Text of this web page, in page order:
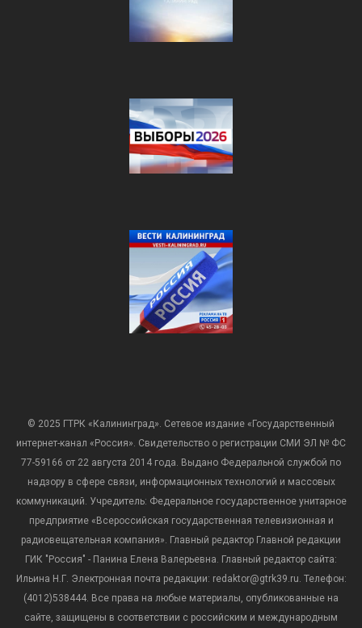
© 2025 ГТРК «Калининград». Сетевое издание «Государственный
интернет-канал «Россия». Свидетельство о регистрации СМИ ЭЛ № ФС
77-59166 от 22 августа 2014 года. Выдано Федеральной службой по
надзору в сфере связи, информационных технологий и массовых
коммуникаций. Учредитель: Федеральное государственное унитарное
предприятие «Всероссийская государственная телевизионная и
радиовещательная компания». Главный редактор Главной редакции
ГИК "Россия" - Панина Елена Валерьевна. Главный редактор сайта:
Ильина Н.Г. Электронная почта редакции: redaktor@gtrk39.ru. Телефон:
(4012)538444. Все права на любые материалы, опубликованные на
сайте, защищены в соответствии с российским и международным